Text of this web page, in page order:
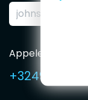
Appelez-nous
+32491594765